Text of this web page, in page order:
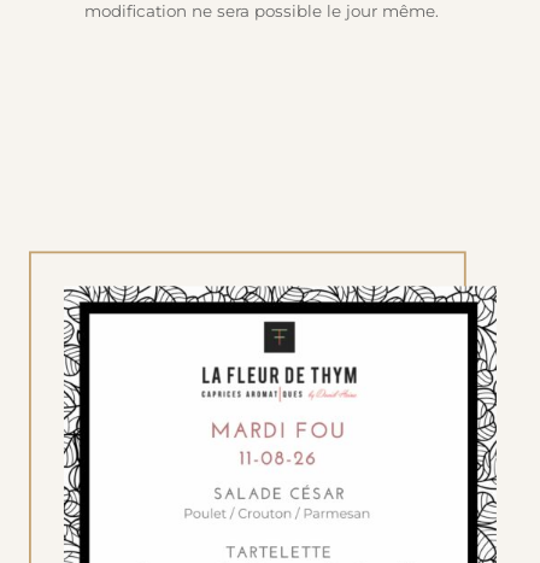
modification ne sera possible le jour même.